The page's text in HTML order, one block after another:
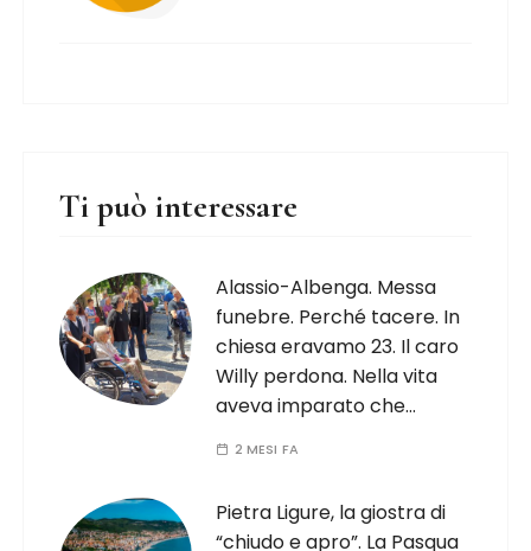
Ti può interessare
Alassio-Albenga. Messa
funebre. Perché tacere. In
chiesa eravamo 23. Il caro
Willy perdona. Nella vita
aveva imparato che…
2 MESI FA
Pietra Ligure, la giostra di
“chiudo e apro”. La Pasqua